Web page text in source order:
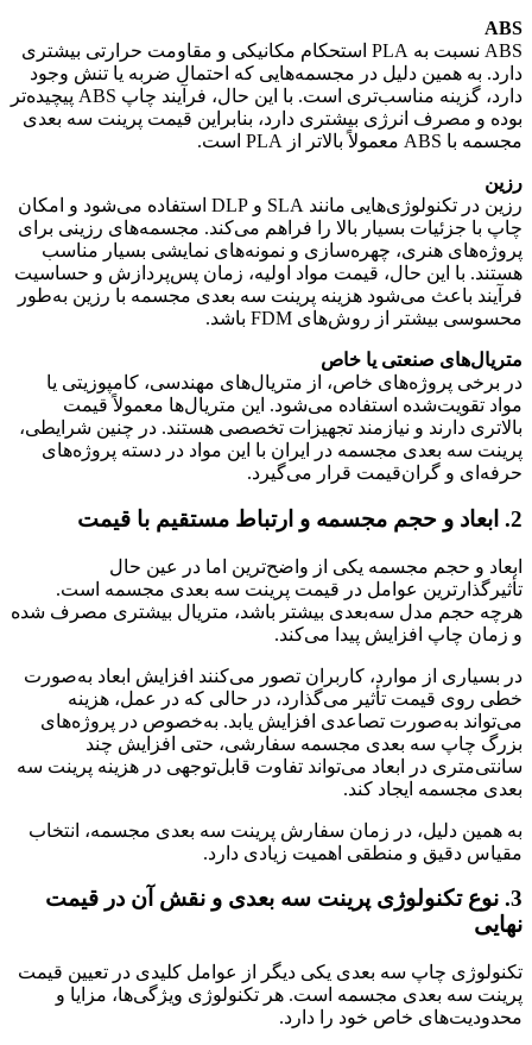
ABS
ABS نسبت به PLA استحکام مکانیکی و مقاومت حرارتی بیشتری
دارد. به همین دلیل در مجسمه‌هایی که احتمال ضربه یا تنش وجود
دارد، گزینه مناسب‌تری است. با این حال، فرآیند چاپ ABS پیچیده‌تر
بوده و مصرف انرژی بیشتری دارد، بنابراین قیمت پرینت سه بعدی
مجسمه با ABS معمولاً بالاتر از PLA است.
رزین
رزین در تکنولوژی‌هایی مانند SLA و DLP استفاده می‌شود و امکان
چاپ با جزئیات بسیار بالا را فراهم می‌کند. مجسمه‌های رزینی برای
پروژه‌های هنری، چهره‌سازی و نمونه‌های نمایشی بسیار مناسب
هستند. با این حال، قیمت مواد اولیه، زمان پس‌پردازش و حساسیت
فرآیند باعث می‌شود هزینه پرینت سه بعدی مجسمه با رزین به‌طور
محسوسی بیشتر از روش‌های FDM باشد.
متریال‌های صنعتی یا خاص
در برخی پروژه‌های خاص، از متریال‌های مهندسی، کامپوزیتی یا
مواد تقویت‌شده استفاده می‌شود. این متریال‌ها معمولاً قیمت
بالاتری دارند و نیازمند تجهیزات تخصصی هستند. در چنین شرایطی،
پرینت سه بعدی مجسمه در ایران با این مواد در دسته پروژه‌های
حرفه‌ای و گران‌قیمت قرار می‌گیرد.
2. ابعاد و حجم مجسمه و ارتباط مستقیم با قیمت
ابعاد و حجم مجسمه یکی از واضح‌ترین اما در عین حال
تأثیرگذارترین عوامل در قیمت پرینت سه بعدی مجسمه است.
هرچه حجم مدل سه‌بعدی بیشتر باشد، متریال بیشتری مصرف شده
و زمان چاپ افزایش پیدا می‌کند.
در بسیاری از موارد، کاربران تصور می‌کنند افزایش ابعاد به‌صورت
خطی روی قیمت تأثیر می‌گذارد، در حالی که در عمل، هزینه
می‌تواند به‌صورت تصاعدی افزایش یابد. به‌خصوص در پروژه‌های
بزرگ چاپ سه بعدی مجسمه سفارشی، حتی افزایش چند
سانتی‌متری در ابعاد می‌تواند تفاوت قابل‌توجهی در هزینه پرینت سه
بعدی مجسمه ایجاد کند.
به همین دلیل، در زمان سفارش پرینت سه بعدی مجسمه، انتخاب
مقیاس دقیق و منطقی اهمیت زیادی دارد.
3. نوع تکنولوژی پرینت سه بعدی و نقش آن در قیمت
نهایی
تکنولوژی چاپ سه بعدی یکی دیگر از عوامل کلیدی در تعیین قیمت
پرینت سه بعدی مجسمه است. هر تکنولوژی ویژگی‌ها، مزایا و
محدودیت‌های خاص خود را دارد.